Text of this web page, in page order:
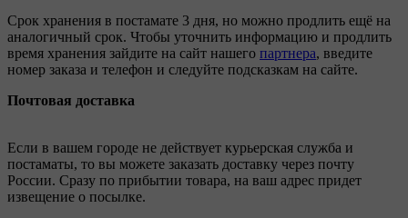
Срок хранения в постамате 3 дня, но можно продлить ещё на
аналогичный срок. Чтобы уточнить информацию и продлить
время хранения зайдите на сайт нашего партнера, введите
номер заказа и телефон и следуйте подсказкам на сайте.
Почтовая доставка
Если в вашем городе не действует курьерская служба и
постаматы, то вы можете заказать доставку через почту
России. Сразу по прибытии товара, на ваш адрес придет
извещение о посылке.